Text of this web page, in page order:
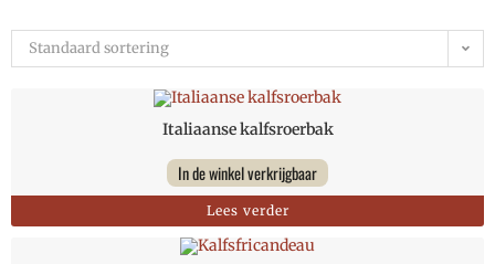
Standaard sortering
Italiaanse kalfsroerbak
In de winkel verkrijgbaar
Lees verder